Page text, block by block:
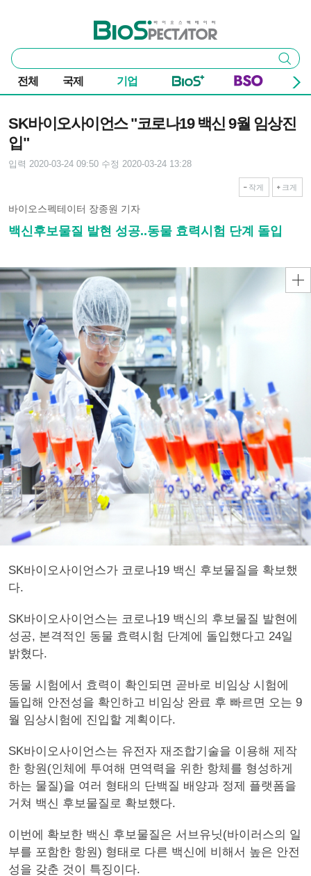
바이오스펙테이터
통
합
검
색
검색
전체 국제 기업
SK바이오사이언스 "코로나19 백신 9월 임상진
입"
입력 2020-03-24 09:50 수정 2020-03-24 13:28
작게 크게
바이오스펙테이터 장종원 기자
백신후보물질 발현 성공..동물 효력시험 단계 돌입
SK바이오사이언스가 코로나19 백신 후보물질을 확보했
다.
SK바이오사이언스는 코로나19 백신의 후보물질 발현에
성공, 본격적인 동물 효력시험 단계에 돌입했다고 24일
밝혔다.
동물 시험에서 효력이 확인되면 곧바로 비임상 시험에
돌입해 안전성을 확인하고 비임상 완료 후 빠르면 오는 9
월 임상시험에 진입할 계획이다.
SK바이오사이언스는 유전자 재조합기술을 이용해 제작
한 항원(인체에 투여해 면역력을 위한 항체를 형성하게
하는 물질)을 여러 형태의 단백질 배양과 정제 플랫폼을
거쳐 백신 후보물질로 확보했다.
이번에 확보한 백신 후보물질은 서브유닛(바이러스의 일
부를 포함한 항원) 형태로 다른 백신에 비해서 높은 안전
성을 갖춘 것이 특징이다.